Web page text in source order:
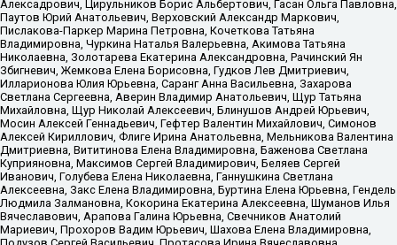
Алексадрович, Цирульников Борис Альбертович, Гасан Ольга Павловна,
Паутов Юрий Анатольевич, Верховский Александр Маркович,
Пислакова-Паркер Марина Петровна, Кочеткова Татьяна
Владимировна, Чуркина Наталья Валерьевна, Акимова Татьяна
Николаевна, Золотарева Екатерина Александровна, Рачинский Ян
Збигневич, Жемкова Елена Борисовна, Гудков Лев Дмитриевич,
Илларионова Юлия Юрьевна, Саранг Анна Васильевна, Захарова
Светлана Сергеевна, Аверин Владимир Анатольевич, Щур Татьяна
Михайловна, Щур Николай Алексеевич, Блинушов Андрей Юрьевич,
Мосин Алексей Геннадьевич, Гефтер Валентин Михайлович, Симонов
Алексей Кириллович, Флиге Ирина Анатольевна, Мельникова Валентина
Дмитриевна, Вититинова Елена Владимировна, Баженова Светлана
Куприяновна, Максимов Сергей Владимирович, Беляев Сергей
Иванович, Голубева Елена Николаевна, Ганнушкина Светлана
Алексеевна, Закс Елена Владимировна, Буртина Елена Юрьевна, Гендель
Людмила Залмановна, Кокорина Екатерина Алексеевна, Шуманов Илья
Вячеславович, Арапова Галина Юрьевна, Свечников Анатолий
Мариевич, Прохоров Вадим Юрьевич, Шахова Елена Владимировна,